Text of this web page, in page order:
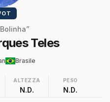
Teles
Brasile
ALTEZZA
N.D.
PESO
N.D.